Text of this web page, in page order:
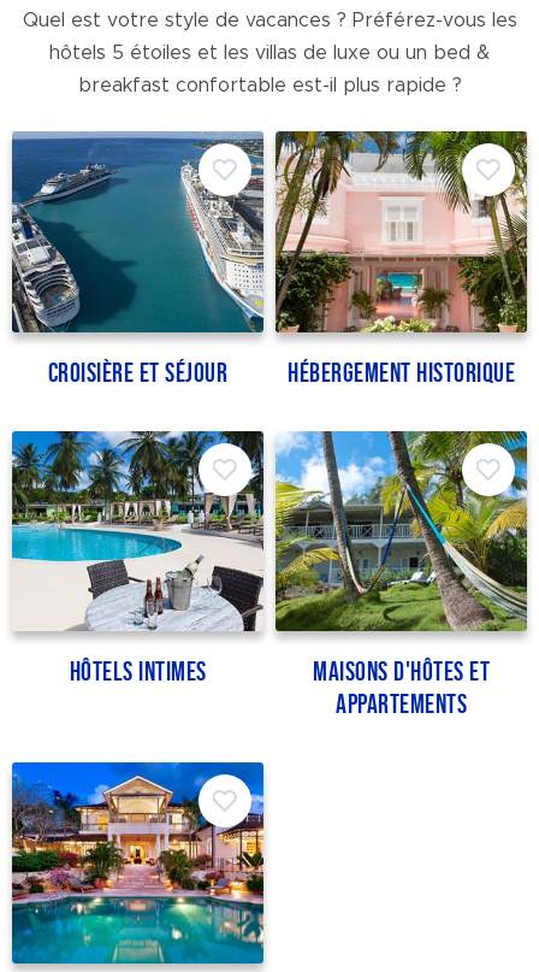
Quel est votre style de vacances ? Préférez-vous les
hôtels 5 étoiles et les villas de luxe ou un bed &
breakfast confortable est-il plus rapide ?
Croisière et séjour Hébergement historique
Hôtels intimes
Maisons d'hôtes et
appartements